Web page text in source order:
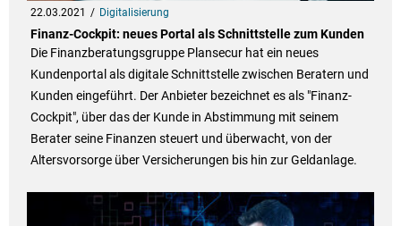
22.03.2021 Digitalisierung
Finanz-Cockpit: neues Portal als Schnittstelle zum Kunden
Die Finanzberatungsgruppe Plansecur hat ein neues
Kundenportal als digitale Schnittstelle zwischen Beratern und
Kunden eingeführt. Der Anbieter bezeichnet es als "Finanz-
Cockpit", über das der Kunde in Abstimmung mit seinem
Berater seine Finanzen steuert und überwacht, von der
Altersvorsorge über Versicherungen bis hin zur Geldanlage.